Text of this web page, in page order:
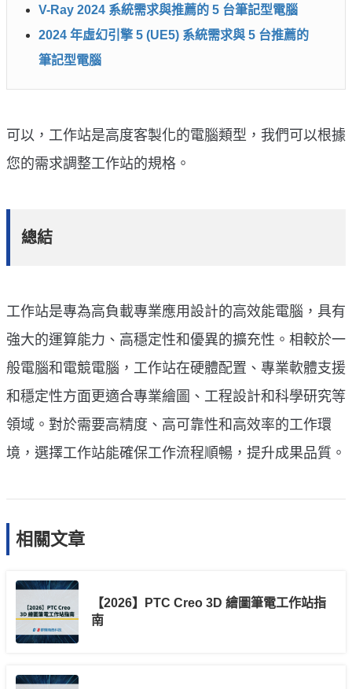
V-Ray 2024 系統需求與推薦的 5 台筆記型電腦
2024 年虛幻引擎 5 (UE5) 系統需求與 5 台推薦的
筆記型電腦
可以，工作站是高度客製化的電腦類型，我們可以根據
您的需求調整工作站的規格。
總結
工作站是專為高負載專業應用設計的高效能電腦，具有
強大的運算能力、高穩定性和優異的擴充性。相較於一
般電腦和電競電腦，工作站在硬體配置、專業軟體支援
和穩定性方面更適合專業繪圖、工程設計和科學研究等
領域。對於需要高精度、高可靠性和高效率的工作環
境，選擇工作站能確保工作流程順暢，提升成果品質。
相關文章
【2026】PTC Creo 3D 繪圖筆電工作站指
南